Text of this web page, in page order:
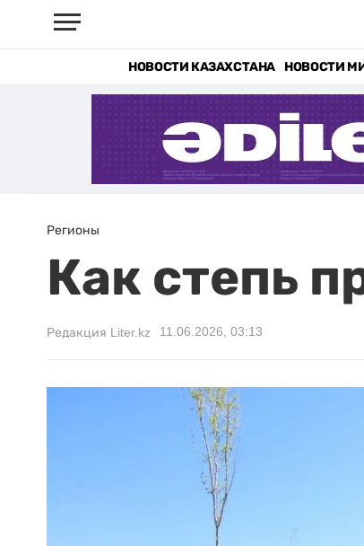
НОВОСТИ КАЗАХСТАНА НОВОСТИ
Регионы
Как степь
Редакция Liter.kz 11.06.2026, 03:13